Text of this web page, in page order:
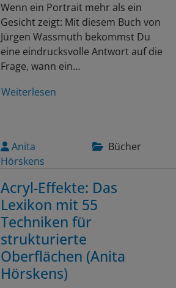
Wenn ein Portrait mehr als ein
Gesicht zeigt: Mit diesem Buch von
Jürgen Wassmuth bekommst Du
eine eindrucksvolle Antwort auf die
Frage, wann ein…
Weiterlesen
Anita
Hörskens
Bücher
Acryl-Effekte: Das
Lexikon mit 55
Techniken für
strukturierte
Oberflächen (Anita
Hörskens)